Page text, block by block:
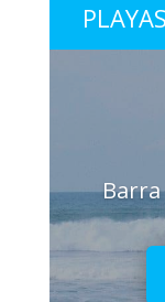
PLAYAS
Barra